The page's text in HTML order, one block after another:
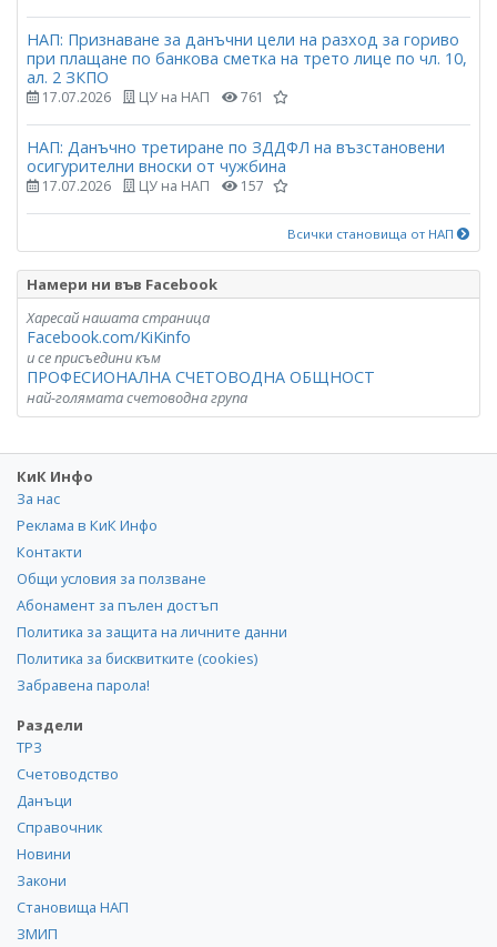
НАП: Признаване за данъчни цели на разход за гориво
при плащане по банкова сметка на трето лице по чл. 10,
ал. 2 ЗКПО
17.07.2026 ЦУ на НАП 761
НАП: Данъчно третиране по ЗДДФЛ на възстановени
осигурителни вноски от чужбина
17.07.2026 ЦУ на НАП 157
Всички становища от НАП
Намери ни във Facebook
Харесай нашата страница
Facebook.com/KiKinfo
и се присъедини към
ПРОФЕСИОНАЛНА СЧЕТОВОДНА ОБЩНОСТ
най-голямата счетоводна група
КиК Инфо
За нас
Реклама в КиК Инфо
Контакти
Общи условия за ползване
Абонамент за пълен достъп
Политика за защита на личните данни
Политика за бисквитките (cookies)
Забравена парола!
Раздели
ТРЗ
Счетоводство
Данъци
Справочник
Новини
Закони
Становища НАП
ЗМИП